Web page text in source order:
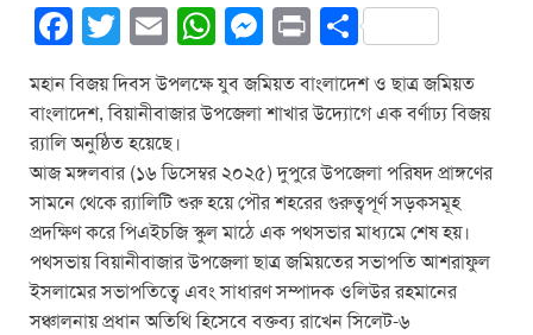
F
a
c
e
b
o
o
k
T
wi
tt
er
E
ail
W
at
A
p
p
M
e
ss
n
g
er
Pr
in
t
S
h
ar
মহান বিজয় দিবস উপলক্ষে যুব জমিয়ত বাংলাদেশ ও ছাত্র জমিয়ত
বাংলাদেশ, বিয়ানীবাজার উপজেলা শাখার উদ্যোগে এক বর্ণাঢ্য বিজয়
র‍্যালি অনুষ্ঠিত হয়েছে।
আজ মঙ্গলবার (১৬ ডিসেম্বর ২০২৫) দুপুরে উপজেলা পরিষদ প্রাঙ্গণের
সামনে থেকে র‍্যালিটি শুরু হয়ে পৌর শহরের গুরুত্বপূর্ণ সড়কসমূহ
প্রদক্ষিণ করে পিএইচজি স্কুল মাঠে এক পথসভার মাধ্যমে শেষ হয়।
পথসভায় বিয়ানীবাজার উপজেলা ছাত্র জমিয়তের সভাপতি আশরাফুল
ইসলামের সভাপতিত্বে এবং সাধারণ সম্পাদক ওলিউর রহমানের
সঞ্চালনায় প্রধান অতিথি হিসেবে বক্তব্য রাখেন সিলেট-৬